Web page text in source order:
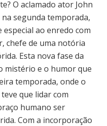
O aclamado ator John
segunda temporada,
ao enredo com
chefe de uma notória
Esta nova fase da
mistério e o humor que
temporada, onde o
que lidar com
humano ser
Com a incorporação